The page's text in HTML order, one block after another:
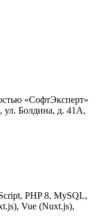
«СофтЭксперт»
ул. Болдина, д. 41А,
PHP 8, MySQL,
Vue (Nuxt.js),